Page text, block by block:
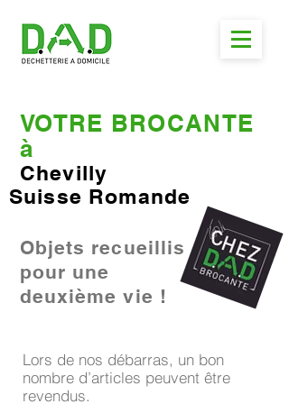
VOTRE BROCANTE
à
Chevilly
Suisse Romande
Objets recueillis
pour une
deuxième vie !
Lors de nos débarras, un bon
nombre d’articles peuvent être
revendus.